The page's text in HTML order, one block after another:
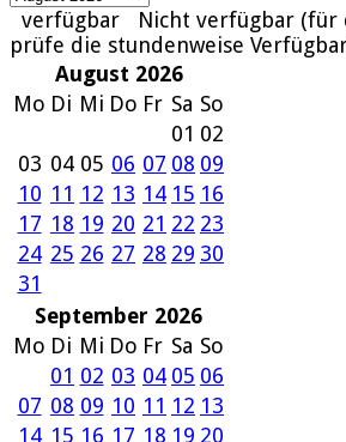
verfügbar
Nicht verfügbar (für
prüfe die stundenweise
August 2026
Mo Di Mi Do Fr Sa So
01 02
03 04 05 06 07 08 09
10 11 12 13 14 15 16
17 18 19 20 21 22 23
24 25 26 27 28 29 30
31
September 2026
Mo Di Mi Do Fr Sa So
01 02 03 04 05 06
07 08 09 10 11 12 13
14 15 16 17 18 19 20